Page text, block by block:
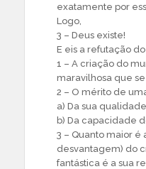
exatamente por
Logo,
3 – Deus existe!
E eis a refutação
1 – A criação do
maravilhosa que
2 – O mérito de
a) Da sua
b) Da capacidade
3 – Quanto maior
desvantagem) do
fantástica é a sua